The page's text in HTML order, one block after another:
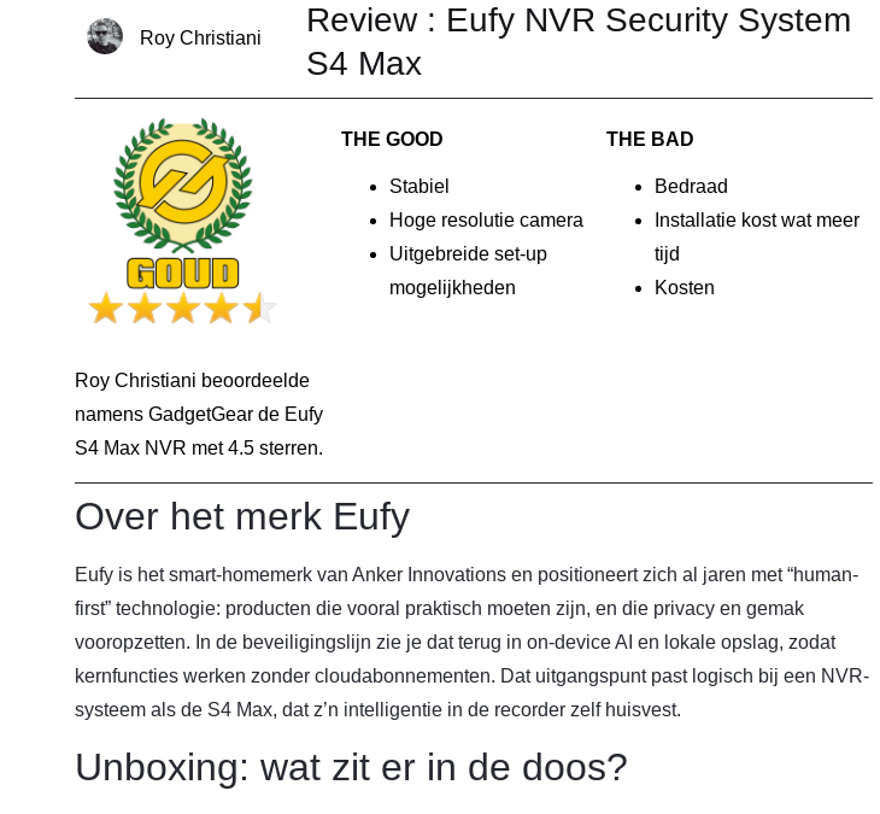
Roy Christiani
Review : Eufy NVR Security System
S4 Max
Roy Christiani beoordeelde
namens GadgetGear de Eufy
S4 Max NVR met 4.5 sterren.
THE GOOD
Stabiel
Hoge resolutie camera
Uitgebreide set-up
mogelijkheden
THE BAD
Bedraad
Installatie kost wat meer
tijd
Kosten
Over het merk Eufy
Eufy is het smart-homemerk van Anker Innovations en positioneert zich al jaren met “human-
first” technologie: producten die vooral praktisch moeten zijn, en die privacy en gemak
vooropzetten. In de beveiligingslijn zie je dat terug in on-device AI en lokale opslag, zodat
kernfuncties werken zonder cloudabonnementen. Dat uitgangspunt past logisch bij een NVR-
systeem als de S4 Max, dat z’n intelligentie in de recorder zelf huisvest.
Unboxing: wat zit er in de doos?